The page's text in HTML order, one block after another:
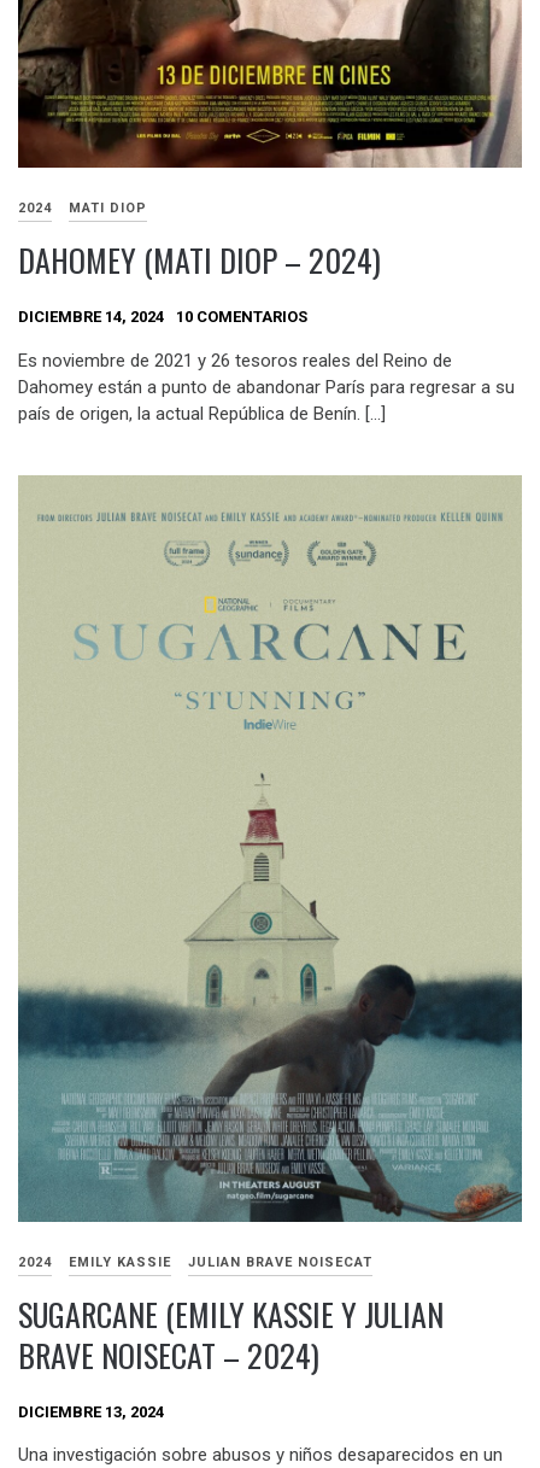
2024 MATI DIOP
DAHOMEY (MATI DIOP – 2024)
DICIEMBRE 14, 2024 10 COMENTARIOS
Es noviembre de 2021 y 26 tesoros reales del Reino de
Dahomey están a punto de abandonar París para regresar a su
país de origen, la actual República de Benín. […]
2024 EMILY KASSIE JULIAN BRAVE NOISECAT
SUGARCANE (EMILY KASSIE Y JULIAN
BRAVE NOISECAT – 2024)
DICIEMBRE 13, 2024
Una investigación sobre abusos y niños desaparecidos en un